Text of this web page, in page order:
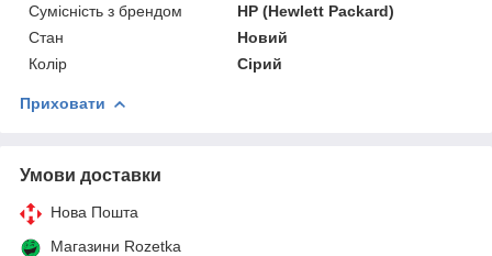
Сумісність з брендом
HP (Hewlett Packard)
Стан
Новий
Колір
Сірий
Приховати
Умови доставки
Нова Пошта
Магазини Rozetka